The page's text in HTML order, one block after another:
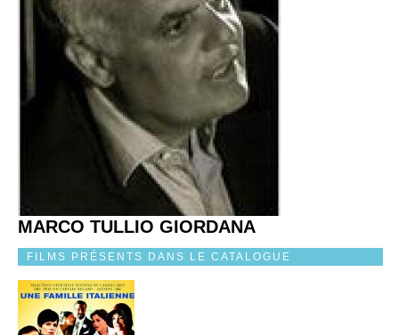
MARCO TULLIO GIORDANA
FILMS PRÉSENTS DANS LE CATALOGUE